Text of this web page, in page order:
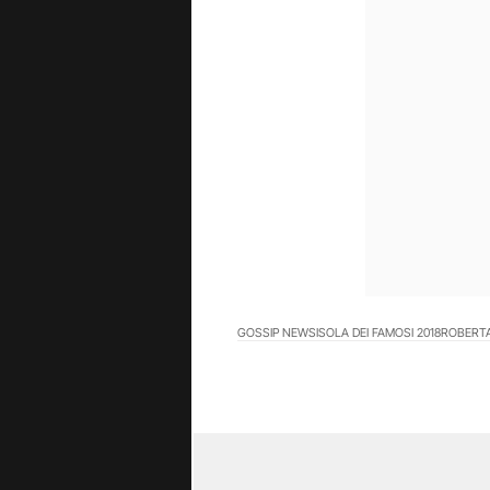
GOSSIP NEWSISOLA DEI FAMOSI 2018